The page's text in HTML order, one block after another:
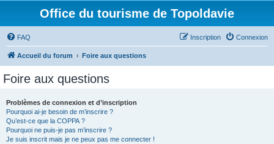
Office du tourisme de Topoldavie
FAQ Connexion
Inscription
Accueil du forum Foire aux questions
Foire aux questions
Problèmes de connexion et d’inscription
Pourquoi ai-je besoin de m’inscrire ?
Qu’est-ce que la COPPA ?
Pourquoi ne puis-je pas m’inscrire ?
Je suis inscrit mais je ne peux pas me connecter !